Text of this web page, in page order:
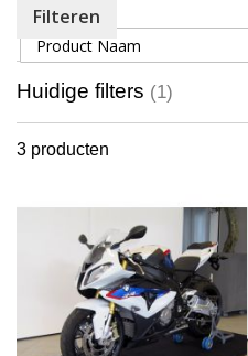
3 producten
Sorteer op
Filteren
Huidige filters